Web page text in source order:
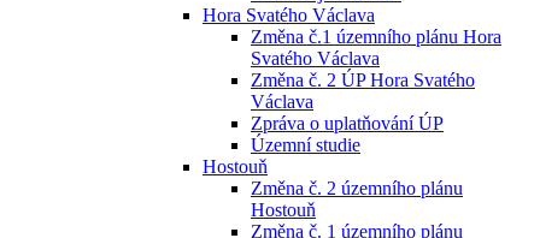
Hora Svatého Václava
Změna č.1 územního plánu Hora
Svatého Václava
Změna č. 2 ÚP Hora Svatého
Václava
Zpráva o uplatňování ÚP
Územní studie
Hostouň
Změna č. 2 územního plánu
Hostouň
Změna č. 1 územního plánu